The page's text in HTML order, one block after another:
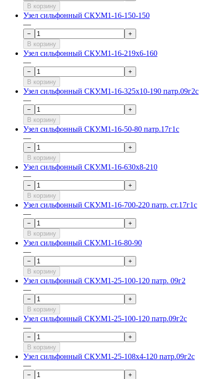
В корзину
Узел сильфонный СКУ.М1-16-150-150
—
−
+
В корзину
Узел сильфонный СКУ.М1-16-219х6-160
—
−
+
В корзину
Узел сильфонный СКУ.М1-16-325х10-190 патр.09г2с
—
−
+
В корзину
Узел сильфонный СКУ.М1-16-50-80 патр.17г1с
—
−
+
В корзину
Узел сильфонный СКУ.М1-16-630х8-210
—
−
+
В корзину
Узел сильфонный СКУ.М1-16-700-220 патр. ст.17г1с
—
−
+
В корзину
Узел сильфонный СКУ.М1-16-80-90
—
−
+
В корзину
Узел сильфонный СКУ.М1-25-100-120 патр. 09г2
—
−
+
В корзину
Узел сильфонный СКУ.М1-25-100-120 патр.09г2с
—
−
+
В корзину
Узел сильфонный СКУ.М1-25-108x4-120 патр.09г2с
—
−
+